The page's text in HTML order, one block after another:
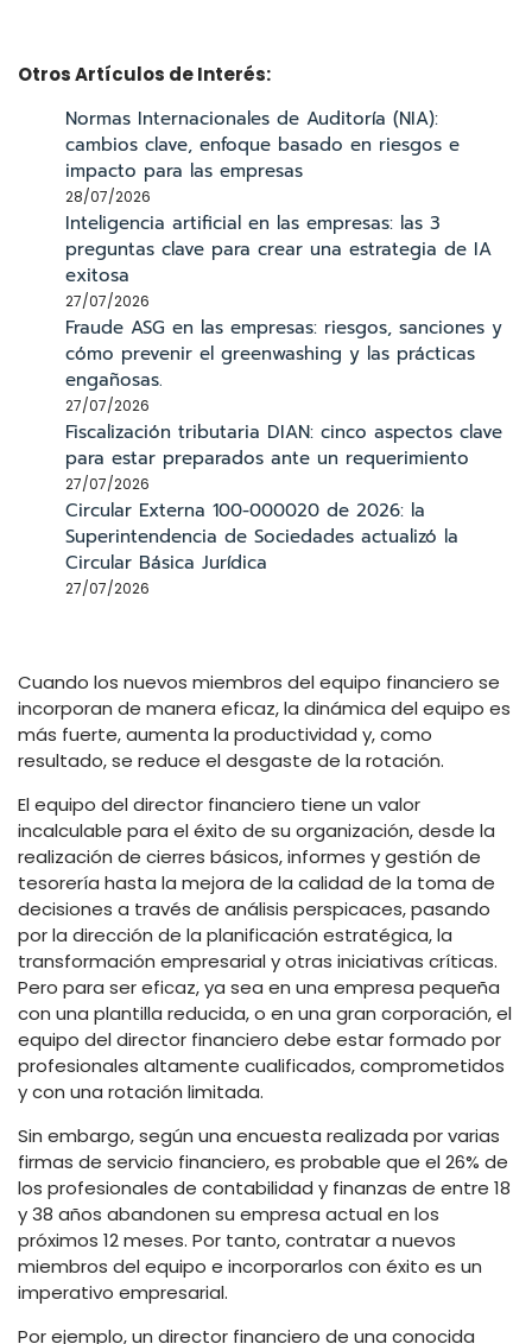
Otros Artículos de Interés:
Normas Internacionales de Auditoría (NIA):
cambios clave, enfoque basado en riesgos e
impacto para las empresas
28/07/2026
Inteligencia artificial en las empresas: las 3
preguntas clave para crear una estrategia de IA
exitosa
27/07/2026
Fraude ASG en las empresas: riesgos, sanciones y
cómo prevenir el greenwashing y las prácticas
engañosas.
27/07/2026
Fiscalización tributaria DIAN: cinco aspectos clave
para estar preparados ante un requerimiento
27/07/2026
Circular Externa 100-000020 de 2026: la
Superintendencia de Sociedades actualizó la
Circular Básica Jurídica
27/07/2026
Cuando los nuevos miembros del equipo financiero se
incorporan de manera eficaz, la dinámica del equipo es
más fuerte, aumenta la productividad y, como
resultado, se reduce el desgaste de la rotación.
El equipo del director financiero tiene un valor
incalculable para el éxito de su organización, desde la
realización de cierres básicos, informes y gestión de
tesorería hasta la mejora de la calidad de la toma de
decisiones a través de análisis perspicaces, pasando
por la dirección de la planificación estratégica, la
transformación empresarial y otras iniciativas críticas.
Pero para ser eficaz, ya sea en una empresa pequeña
con una plantilla reducida, o en una gran corporación, el
equipo del director financiero debe estar formado por
profesionales altamente cualificados, comprometidos
y con una rotación limitada.
Sin embargo, según una encuesta realizada por varias
firmas de servicio financiero, es probable que el 26% de
los profesionales de contabilidad y finanzas de entre 18
y 38 años abandonen su empresa actual en los
próximos 12 meses. Por tanto, contratar a nuevos
miembros del equipo e incorporarlos con éxito es un
imperativo empresarial.
Por ejemplo, un director financiero de una conocida